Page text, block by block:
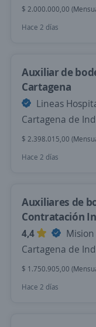
$ 2.000.000,00
Hace 2 días
Auxiliar de
Cartagena
Lineas
Cartagena de
$ 2.398.015,00
Hace 2 días
Auxiliares de
Contratación
4,4
Cartagena de
$ 1.750.905,00
Hace 2 días